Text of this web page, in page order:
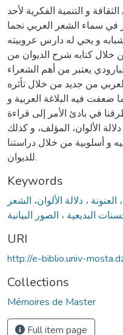
و التنمية الفكرية لأحد
في سماء الشعر العربي نجما
و يحي له دارس عروبيته
خلال كتابه شرح الديوان من
يعتبر من أهم الشعراء
من جديد من خلال تأثره
ضعفت فيه البلاغة العربية و
في بادئ الأمر إلى قراءة
الألوان، المؤلف، و كذلك
و أسلوبية من خلال دراستنا
للديوان.
Keywords
، دلالة الألوان، الشعر
URI
http://e-biblio.univ-
Collections
Mémoires de Master
Full item page